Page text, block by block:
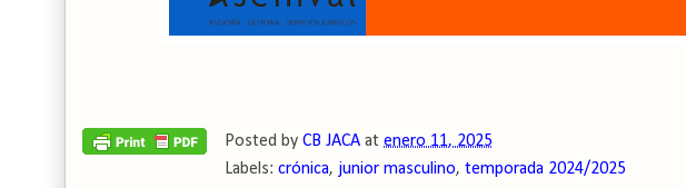
Posted by CB JACA at enero 11, 2025
Labels: crónica, junior masculino, temporada 2024/2025